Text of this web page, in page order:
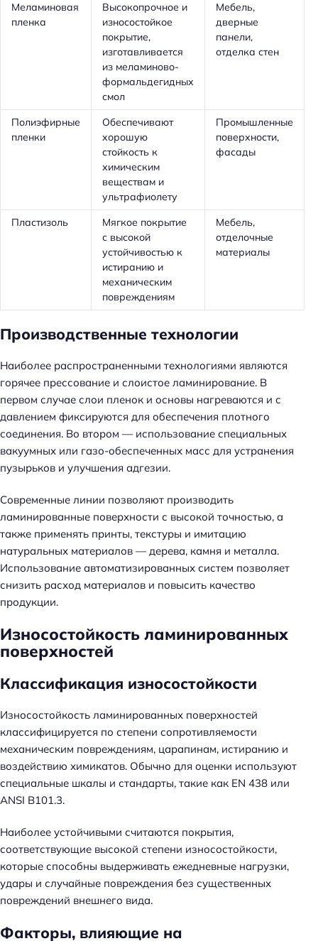
Меламиновая
пленка
Высокопрочное и
износостойкое
покрытие,
изготавливается
из меламиново-
формальдегидных
смол
Мебель,
дверные
панели,
отделка стен
Полиэфирные
пленки
Обеспечивают
хорошую
стойкость к
химическим
веществам и
ультрафиолету
Промышленные
поверхности,
фасады
Пластизоль
Мягкое покрытие
с высокой
устойчивостью к
истиранию и
механическим
повреждениям
Мебель,
отделочные
материалы
Производственные технологии
Наиболее распространенными технологиями являются
горячее прессование и слоистое ламинирование. В
первом случае слои пленок и основы нагреваются и с
давлением фиксируются для обеспечения плотного
соединения. Во втором — использование специальных
вакуумных или газо-обеспеченных масс для устранения
пузырьков и улучшения адгезии.
Современные линии позволяют производить
ламинированные поверхности с высокой точностью, а
также применять принты, текстуры и имитацию
натуральных материалов — дерева, камня и металла.
Использование автоматизированных систем позволяет
снизить расход материалов и повысить качество
продукции.
Износостойкость ламинированных
поверхностей
Классификация износостойкости
Износостойкость ламинированных поверхностей
классифицируется по степени сопротивляемости
механическим повреждениям, царапинам, истиранию и
воздействию химикатов. Обычно для оценки используют
специальные шкалы и стандарты, такие как EN 438 или
ANSI B101.3.
Наиболее устойчивыми считаются покрытия,
соответствующие высокой степени износостойкости,
которые способны выдерживать ежедневные нагрузки,
удары и случайные повреждения без существенных
повреждений внешнего вида.
Факторы, влияющие на